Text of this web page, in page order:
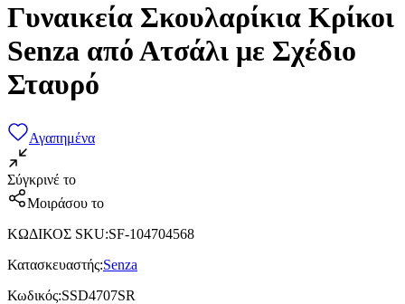
Γυναικεία Σκουλαρίκια Κρίκοι
Senza από Ατσάλι με Σχέδιο
Σταυρό
Αγαπημένα
Σύγκρινέ το
Μοιράσου το
ΚΩΔΙΚΟΣ SKU:SF-104704568
Κατασκευαστής:Senza
Κωδικός:SSD4707SR